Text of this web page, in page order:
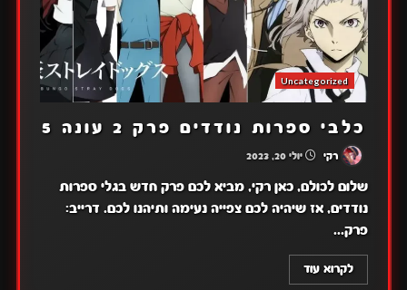
Uncategorized
כלבי ספרות נודדים פרק 2 עונה 5
רקי יולי 20, 2023
שלום לכולם, כאן רקי, מביא לכם פרק חדש בגלי ספרות
נודדים, אז שיהיה לכם צפייה נעימה ותיהנו לכם. דרייב:
פרק...
לקרוא עוד